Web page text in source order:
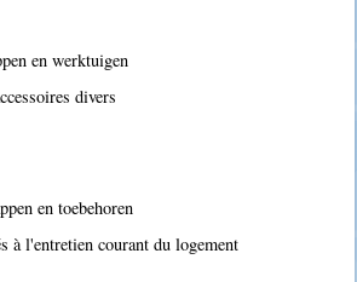
en werktuigen
divers
en toebehoren
à l'entretien courant du logement